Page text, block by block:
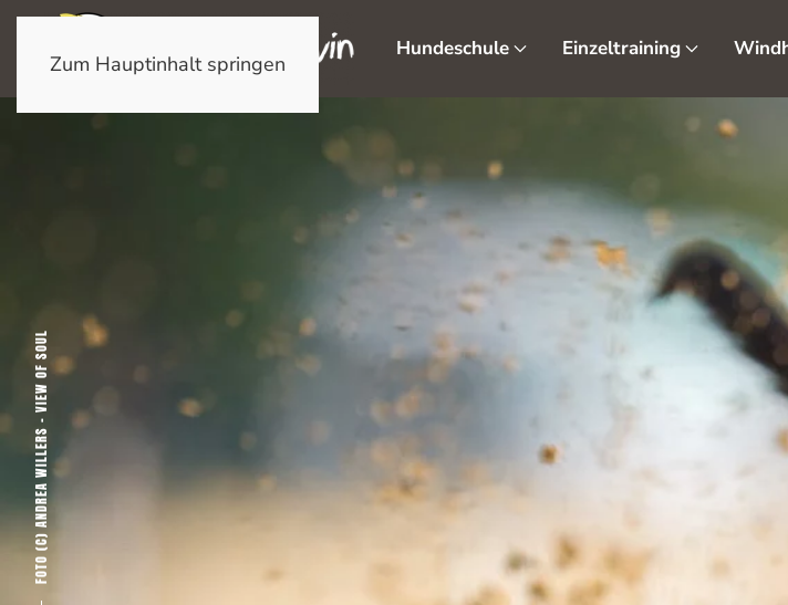
Zum Hauptinhalt springen
Hundeschule Einzeltraining
FOTO (C) ANDREA WILLERS – VIEW OF SOUL